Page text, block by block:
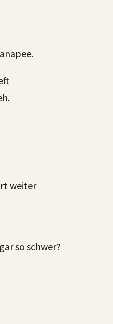
weiter
so schwer?